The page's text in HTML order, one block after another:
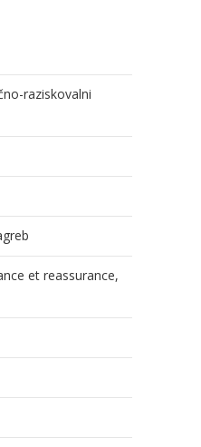
raziskovalni
et reassurance,